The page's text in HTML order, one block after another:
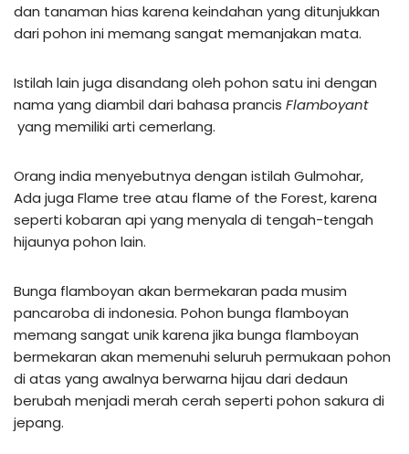
dan tanaman hias karena keindahan yang ditunjukkan
dari pohon ini memang sangat memanjakan mata.
Istilah lain juga disandang oleh pohon satu ini dengan
nama yang diambil dari bahasa prancis Flamboyant
yang memiliki arti cemerlang.
Orang india menyebutnya dengan istilah Gulmohar,
Ada juga Flame tree atau flame of the Forest, karena
seperti kobaran api yang menyala di tengah-tengah
hijaunya pohon lain.
Bunga flamboyan akan bermekaran pada musim
pancaroba di indonesia. Pohon bunga flamboyan
memang sangat unik karena jika bunga flamboyan
bermekaran akan memenuhi seluruh permukaan pohon
di atas yang awalnya berwarna hijau dari dedaun
berubah menjadi merah cerah seperti pohon sakura di
jepang.